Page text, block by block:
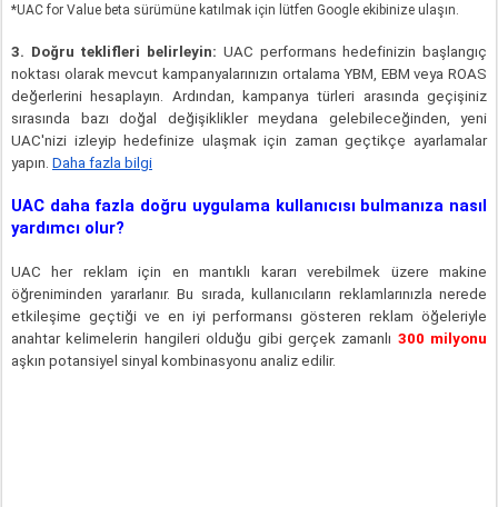
*UAC for Value beta sürümüne katılmak için lütfen Google ekibinize ulaşın.
3. Doğru teklifleri belirleyin: UAC performans hedefinizin başlangıç
noktası olarak mevcut kampanyalarınızın ortalama YBM, EBM veya ROAS
değerlerini hesaplayın. Ardından, kampanya türleri arasında geçişiniz
sırasında bazı doğal değişiklikler meydana gelebileceğinden, yeni
UAC'nizi izleyip hedefinize ulaşmak için zaman geçtikçe ayarlamalar
yapın. Daha fazla bilgi
UAC daha fazla doğru uygulama kullanıcısı bulmanıza nasıl
yardımcı olur?
UAC her reklam için en mantıklı kararı verebilmek üzere makine
öğreniminden yararlanır. Bu sırada, kullanıcıların reklamlarınızla nerede
etkileşime geçtiği ve en iyi performansı gösteren reklam öğeleriyle
anahtar kelimelerin hangileri olduğu gibi gerçek zamanlı 300 milyonu
aşkın potansiyel sinyal kombinasyonu analiz edilir.